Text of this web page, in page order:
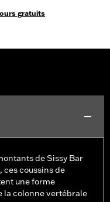
gratuits
de Sissy Bar
ces coussins de
une forme
la colonne vertébrale